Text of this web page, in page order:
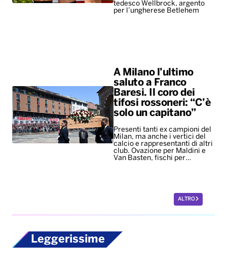
tedesco Wellbrock, argento
per l’ungherese Betlehem
A Milano l’ultimo
saluto a Franco
Baresi. Il coro dei
tifosi rossoneri: “C’è
solo un capitano”
Presenti tanti ex campioni del
Milan, ma anche i vertici del
calcio e rappresentanti di altri
club. Ovazione per Maldini e
Van Basten, fischi per…
ALTRO
Leggerissime